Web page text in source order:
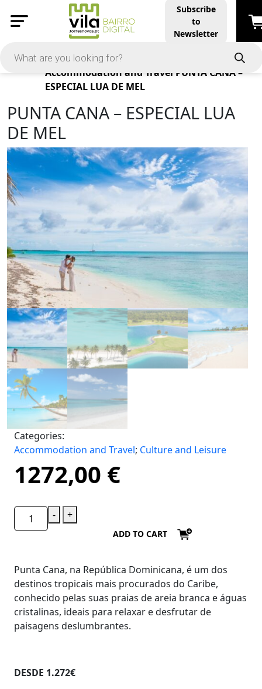
Subscribe
to
Newsletter
Products
Accommodation and Travel PUNTA CANA –
ESPECIAL LUA DE MEL
PUNTA CANA – ESPECIAL LUA
DE MEL
Categories:
Accommodation and Travel; Culture and Leisure
1272,00 €
- +
ADD TO CART
Punta Cana, na República Dominicana, é um dos
destinos tropicais mais procurados do Caribe,
conhecido pelas suas praias de areia branca e águas
cristalinas, ideais para relaxar e desfrutar de
paisagens deslumbrantes.
DESDE 1.272€